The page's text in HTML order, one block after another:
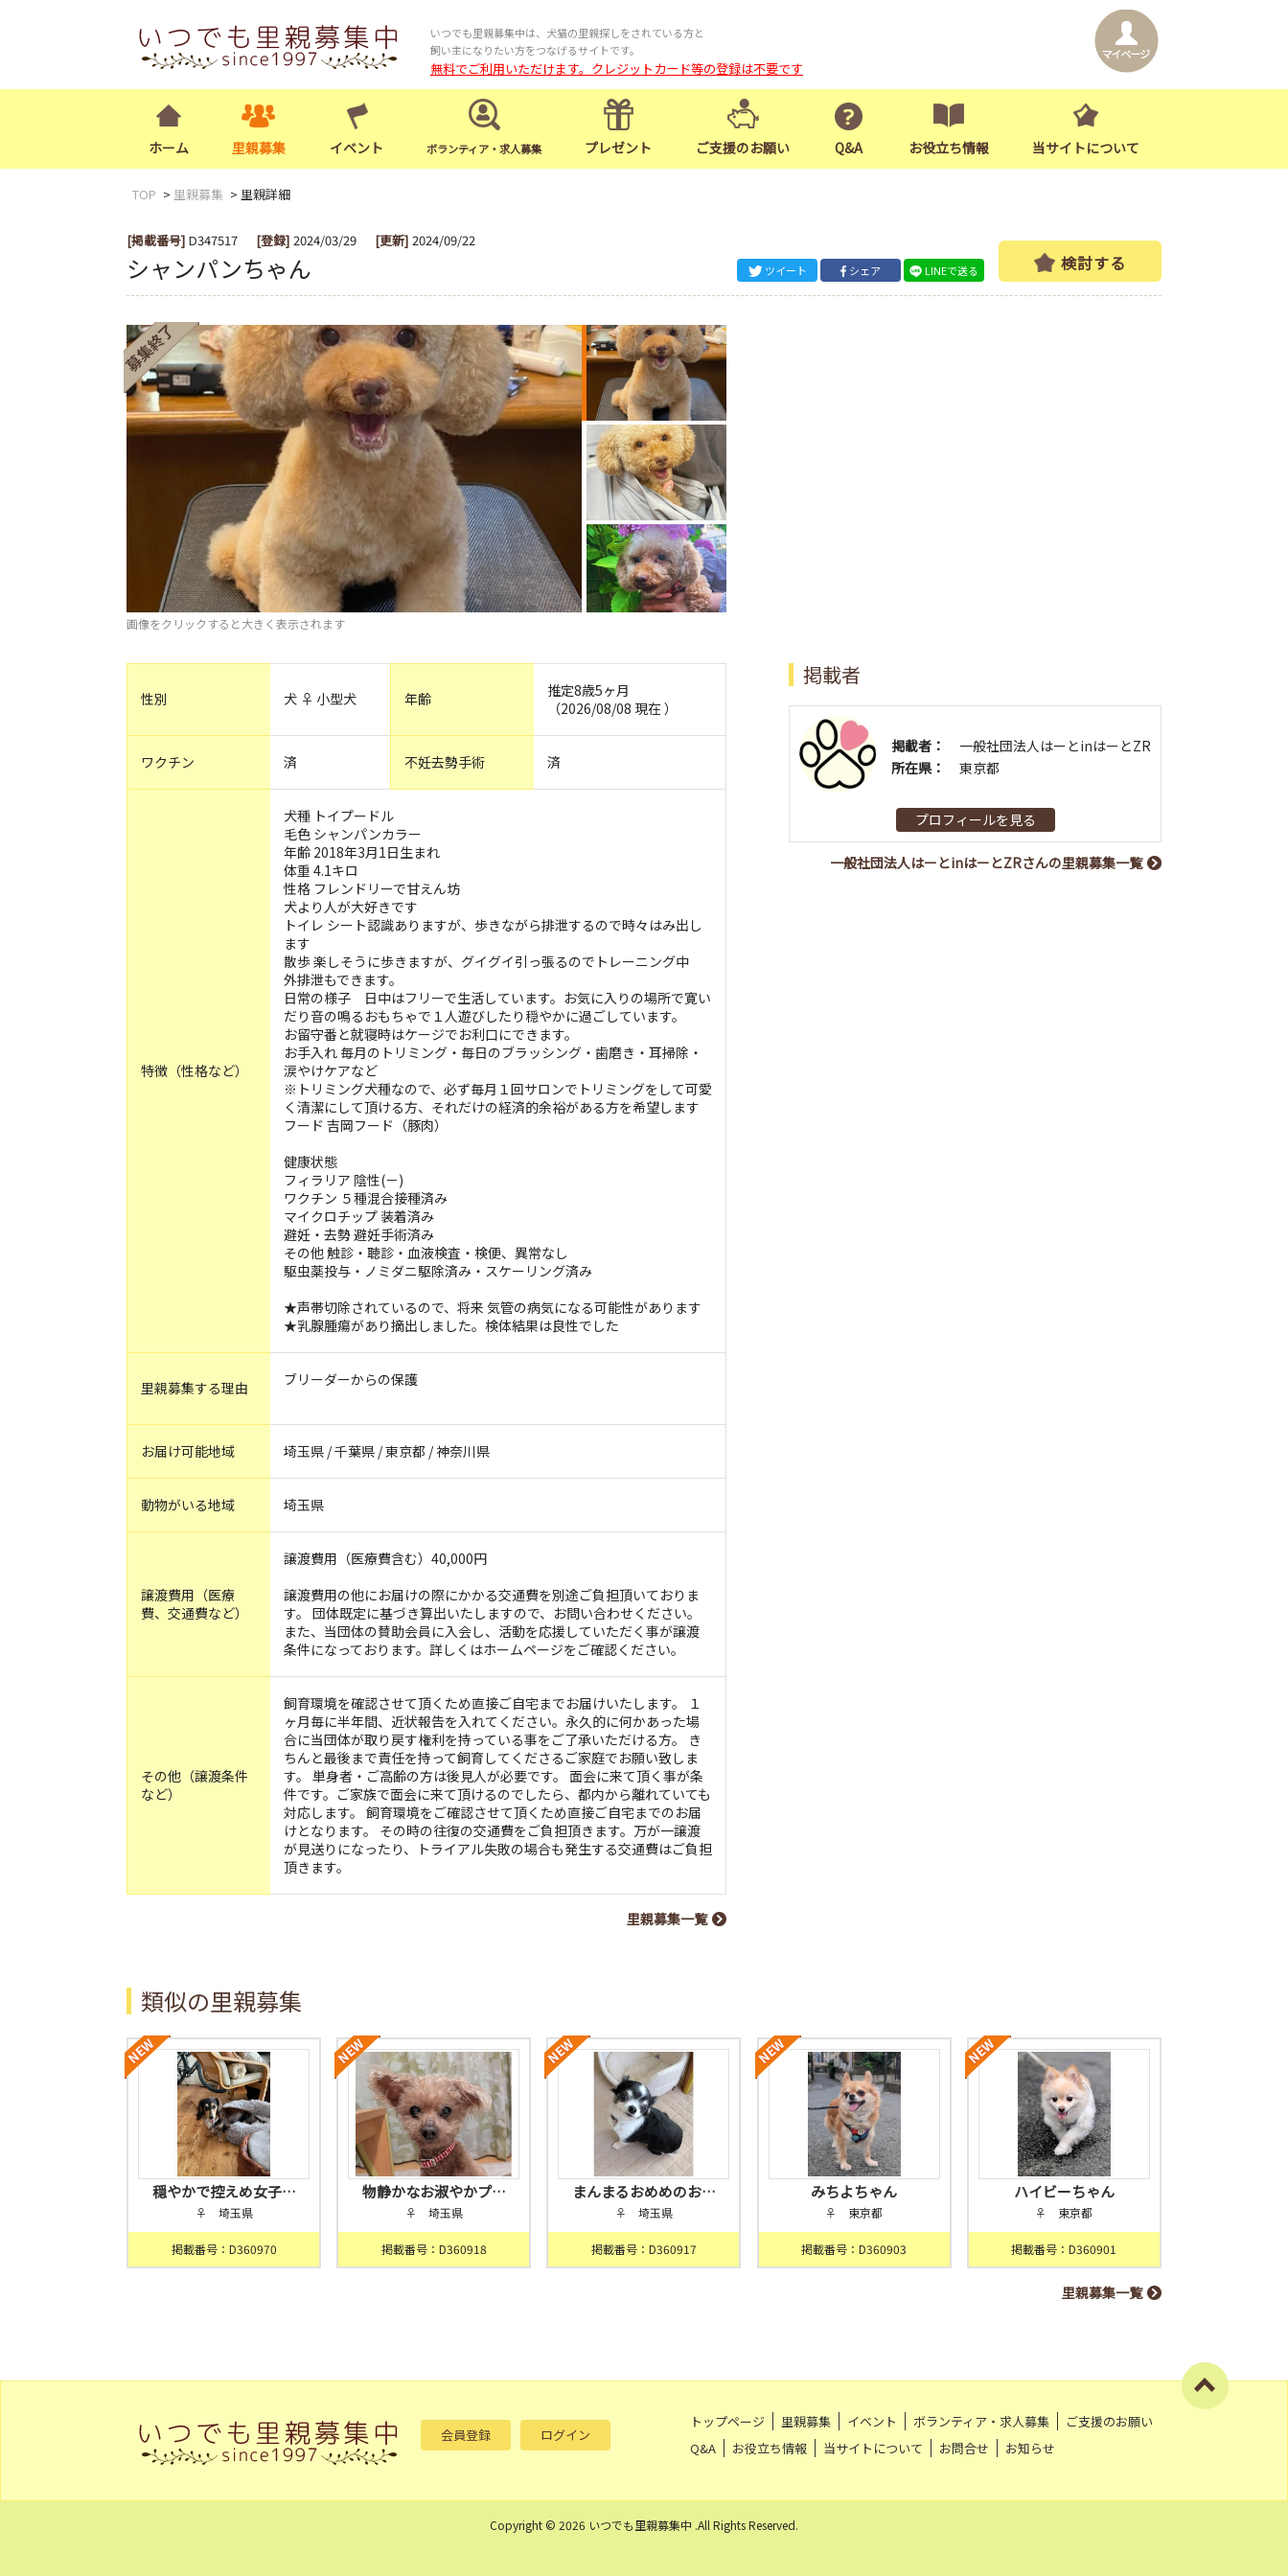
いつでも里親募集中は、犬猫の里親探しをされている方と
飼い主になりたい方をつなげるサイトです。
無料でご利用いただけます。クレジットカード等の登録は不要です
ホーム 里親募集 イベント ボランティア・求人募集 プレゼント ご支援のお願い Q&A お役立ち情報 当サイトについて
TOP 里親募集 里親詳細
[掲載番号] D347517 [登録] 2024/03/29 [更新] 2024/09/22
シャンパンちゃん ツイート シェア LINEで送る 検討する
画像をクリックすると大きく表示されます
性別 犬 ♀ 小型犬 年齢
推定8歳5ヶ月
（2026/08/08 現在 ）
ワクチン 済 不妊去勢手術 済
特徴（性格など）
犬種 トイプードル
毛色 シャンパンカラー
年齢 2018年3月1日生まれ
体重 4.1キロ
性格 フレンドリーで甘えん坊
犬より人が大好きです
トイレ シート認識ありますが、歩きながら排泄するので時々はみ出し
ます
散歩 楽しそうに歩きますが、グイグイ引っ張るのでトレーニング中
外排泄もできます。
日常の様子 日中はフリーで生活しています。お気に入りの場所で寛い
だり音の鳴るおもちゃで１人遊びしたり穏やかに過ごしています。
お留守番と就寝時はケージでお利口にできます。
お手入れ 毎月のトリミング・毎日のブラッシング・歯磨き・耳掃除・
涙やけケアなど
※トリミング犬種なので、必ず毎月１回サロンでトリミングをして可愛
く清潔にして頂ける方、それだけの経済的余裕がある方を希望します
フード 吉岡フード（豚肉）
健康状態
フィラリア 陰性(－)
ワクチン ５種混合接種済み
マイクロチップ 装着済み
避妊・去勢 避妊手術済み
その他 触診・聴診・血液検査・検便、異常なし
駆虫薬投与・ノミダニ駆除済み・スケーリング済み
★声帯切除されているので、将来 気管の病気になる可能性があります
★乳腺腫瘍があり摘出しました。検体結果は良性でした
里親募集する理由 ブリーダーからの保護
お届け可能地域 埼玉県 / 千葉県 / 東京都 / 神奈川県
動物がいる地域 埼玉県
譲渡費用（医療
費、交通費など）
譲渡費用（医療費含む）40,000円
譲渡費用の他にお届けの際にかかる交通費を別途ご負担頂いておりま
す。 団体既定に基づき算出いたしますので、お問い合わせください。
また、当団体の賛助会員に入会し、活動を応援していただく事が譲渡
条件になっております。詳しくはホームページをご確認ください。
その他（譲渡条件
など）
飼育環境を確認させて頂くため直接ご自宅までお届けいたします。 １
ヶ月毎に半年間、近状報告を入れてください。永久的に何かあった場
合に当団体が取り戻す権利を持っている事をご了承いただける方。 き
ちんと最後まで責任を持って飼育してくださるご家庭でお願い致しま
す。 単身者・ご高齢の方は後見人が必要です。 面会に来て頂く事が条
件です。ご家族で面会に来て頂けるのでしたら、都内から離れていても
対応します。 飼育環境をご確認させて頂くため直接ご自宅までのお届
けとなります。 その時の往復の交通費をご負担頂きます。万が一譲渡
が見送りになったり、トライアル失敗の場合も発生する交通費はご負担
頂きます。
里親募集一覧
掲載者
掲載者：
一般社団法人はーとinはーとZR
所在県：
東京都
プロフィールを見る
一般社団法人はーとinはーとZRさんの里親募集一覧
類似の里親募集
穏やかで控えめ女子…
♀ 埼玉県
掲載番号：D360970
物静かなお淑やかプ…
♀ 埼玉県
掲載番号：D360918
まんまるおめめのお…
♀ 埼玉県
掲載番号：D360917
みちよちゃん
♀ 東京都
掲載番号：D360903
ハイビーちゃん
♀ 東京都
掲載番号：D360901
里親募集一覧
会員登録 ログイン
トップページ 里親募集 イベント ボランティア・求人募集
ご支援のお願い
Q&A
お役立ち情報 当サイトについて お問合せ お知らせ
Copyright © 2026 いつでも里親募集中 .All Rights Reserved.